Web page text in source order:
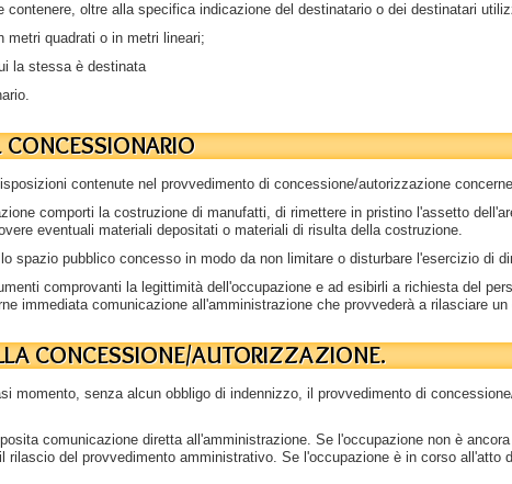
oltre alla specifica indicazione del destinatario o dei destinatari
metri quadrati o in metri lineari;
la stessa è destinata
contenute nel provvedimento di concessione/autorizzazione
comporti la costruzione di manufatti, di rimettere in pristino l'assetto
eventuali materiali depositati o materiali di risulta della costruzione.
spazio pubblico concesso in modo da non limitare o disturbare l'esercizio di
comprovanti la legittimità dell'occupazione e ad esibirli a richiesta del
immediata comunicazione all'amministrazione che provvederà a rilasciare
CONCESSIONE/AUTORIZZAZIONE.
momento, senza alcun obbligo di indennizzo, il provvedimento di
comunicazione diretta all'amministrazione. Se l'occupazione non è
del provvedimento amministrativo. Se l'occupazione è in corso